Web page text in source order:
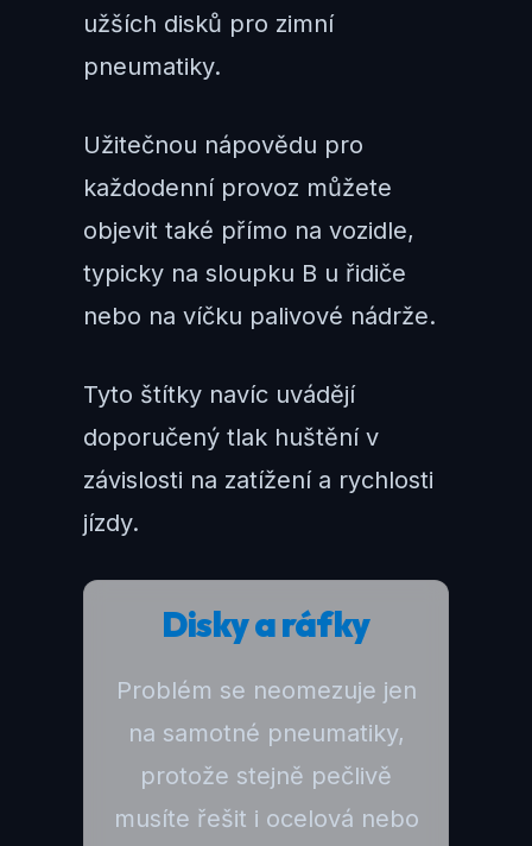
užších disků pro zimní
pneumatiky.
Užitečnou nápovědu pro
každodenní provoz můžete
objevit také přímo na vozidle,
typicky na sloupku B u řidiče
nebo na víčku palivové nádrže.
Tyto štítky navíc uvádějí
doporučený tlak huštění v
závislosti na zatížení a rychlosti
jízdy.
Disky a ráfky
Problém se neomezuje jen
na samotné pneumatiky,
protože stejně pečlivě
musíte řešit i ocelová nebo